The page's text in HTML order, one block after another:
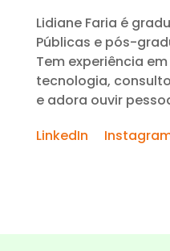
Lidiane Faria é
Públicas e pós-
Tem experiência
tecnologia,
e adora ouvir
LinkedIn